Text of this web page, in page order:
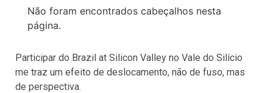
Não foram encontrados cabeçalhos nesta
página.
Participar do Brazil at Silicon Valley no Vale do Silício
me traz um efeito de deslocamento, não de fuso, mas
de perspectiva.